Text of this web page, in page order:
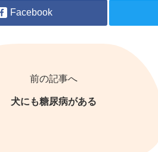
Facebook
前の記事へ
犬にも糖尿病がある